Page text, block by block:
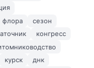
флора
сезон
конгресс
курск
днк